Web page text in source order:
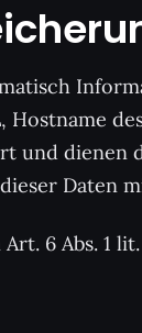
und dienen
Daten
6 Abs. 1